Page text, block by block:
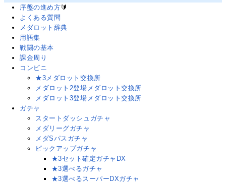
序盤の進め方🔰
よくある質問
メダロット辞典
用語集
戦闘の基本
課金周り
コンビニ
★3メダロット交換所
メダロット2登場メダロット交換所
メダロット3登場メダロット交換所
ガチャ
スタートダッシュガチャ
メダリーグガチャ
メダSパスガチャ
ピックアップガチャ
★3セット確定ガチャDX
★3選べるガチャ
★3選べるスーパーDXガチャ